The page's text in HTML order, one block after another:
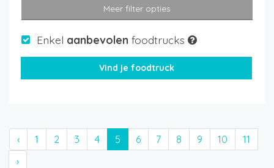
Meer filter opties
Enkel aanbevolen foodtrucks
‹ 1 2 3 4 5 6 7 8 9 10
11
›